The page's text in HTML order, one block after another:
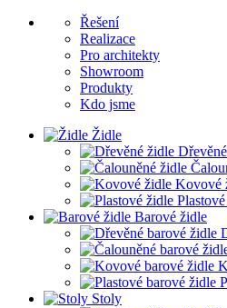
Řešení
Realizace
Pro architekty
Showroom
Produkty
Kdo jsme
Židle
Kovové
Barové židle
Stoly